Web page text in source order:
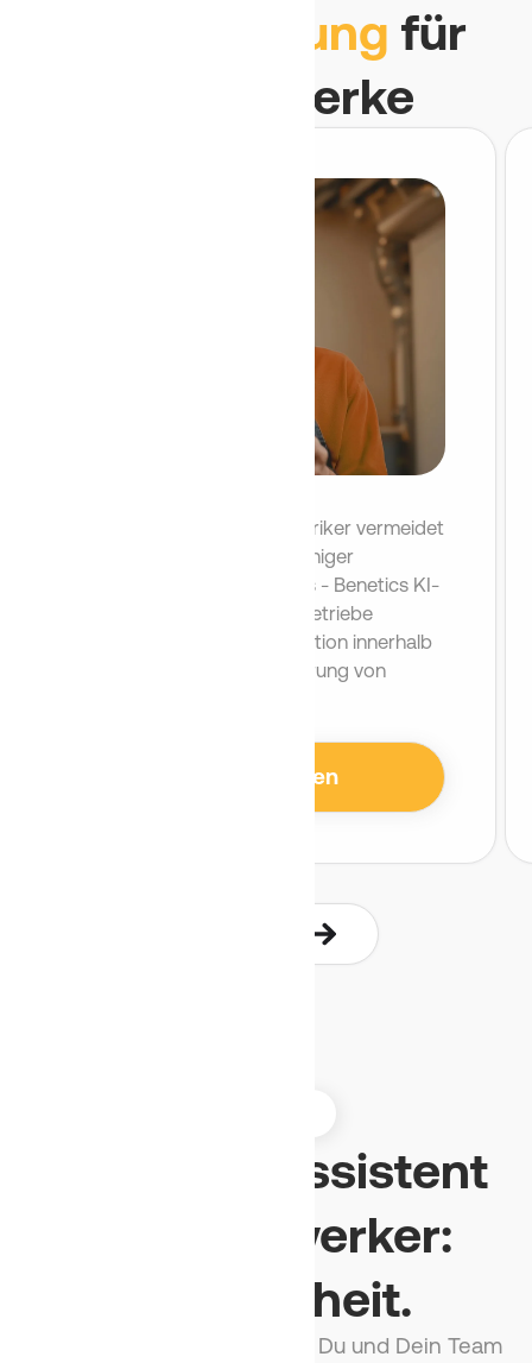
Die KI-Lösung für
alle Gewerke
Unsere Sprach-KI für Elektriker vermeidet
unnötigen Papierkram. Weniger
Nacharbeit, weniger Stress - Benetics KI-
Lösungen für Elektrofachbetriebe
optimieren die Kommunikation innerhalb
des Teams und die Ausführung von
Mehr erfahren
KI-Sprachassistent
für Handwerker:
Weltneuheit.
Mit Benetics dokumentieren Du und Dein Team